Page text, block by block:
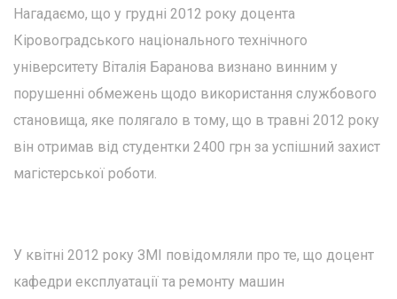
Нагадаємо, що у грудні 2012 року доцента
Кіровоградського національного технічного
університету Віталія Баранова визнано винним у
порушенні обмежень щодо використання службового
становища, яке полягало в тому, що в травні 2012 року
він отримав від студентки 2400 грн за успішний захист
магістерської роботи.
У квітні 2012 року ЗМІ повідомляли про те, що доцент
кафедри експлуатації та ремонту машин